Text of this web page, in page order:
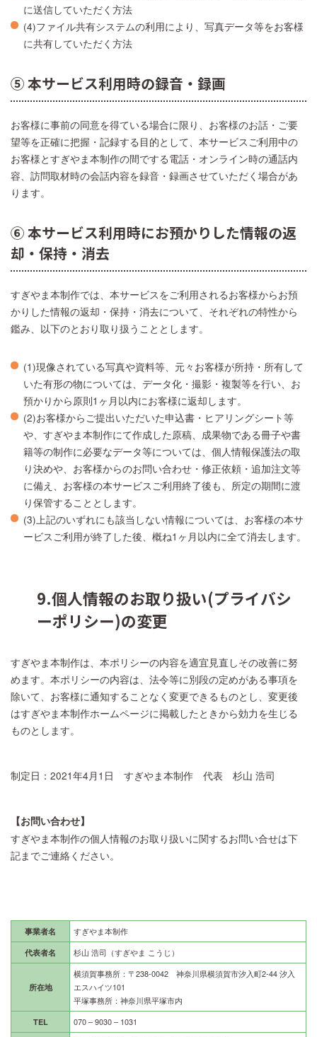
に送信していただく方法
(4)ファイル共有システムの利用により、写真データ等をお客様
に共有していただく方法
⑤ 本サービス利用時の録音・録画
お客様に事前の同意を得ている場合に限り、お客様のお話・ご要
望等を正確に把握・記録する目的として、本サービスご利用中の
お客様とすぎやま本制作の間でする電話・オンライン時の通話内
容、訪問取材時の会話内容を録音・録画させていただく場合があ
ります。
⑥ 本サービス利用時にお預かりした情報の返
却・保持・消去
すぎやま本制作では、本サービスをご利用されるお客様からお預
かりした情報の返却・保持・消去について、それぞれの特性から
鑑み、以下のとおり取り扱うこととします。
(1)現像されている写真や資料等、元々お客様が所持・所有して
いた有形の物については、データ化・撮影・複製等を行い、お
預かりから原則1ヶ月以内にお客様に返却します。
(2)お客様からご提出いただいた申込書・ヒアリングシート等
や、すぎやま本制作にて作成した原稿、成果物である冊子や書
籍等の制作に必要なデータ等については、個人情報保護法の取
り決めや、お客様からのお問い合わせ・修正依頼・追加注文等
に備え、お客様の本サービスご利用終了後も、所定の期間に渡
り保管することとします。
(3)上記のいずれにも該当しない情報については、お客様の本サ
ービスご利用が終了した後、概ね1ヶ月以内に全て消去します。
9.個人情報のお取り扱い(プライバシ
ーポリシー)の変更
すぎやま本制作は、本ポリシーの内容を適宜見直しその改善に努
めます。本ポリシーの内容は、法令等に別段の定めがある事項を
除いて、お客様に通知することなく変更できるものとし、変更後
はすぎやま本制作ホームページに掲載したときから効力を生じる
ものとします。
制定日：2021年4月1日 すぎやま本制作 代表 杉山 浩司
【お問い合わせ】
すぎやま本制作の個人情報のお取り扱いに関するお問い合せは下
記までご連絡ください。
事業者名
すぎやま本制作
代表者名
杉山 浩司（すぎやま こうじ）
所在地
横須賀事務所：〒238-0042 神奈川県横須賀市汐入町2-44 汐入
エスハイツ101
平塚事務所：神奈川県平塚市内
TEL
070 – 9030 – 1031